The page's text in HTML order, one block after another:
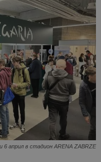
април в стадион ARENA ZABRZE